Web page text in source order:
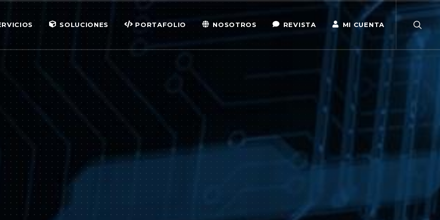
SOLUCIONES PORTAFOLIO NOSOTROS REVISTA MI CUENTA